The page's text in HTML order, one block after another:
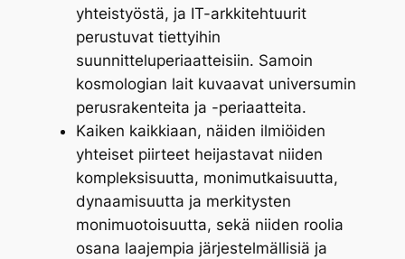
yhteistyöstä, ja IT-arkkitehtuurit
perustuvat tiettyihin
suunnitteluperiaatteisiin. Samoin
kosmologian lait kuvaavat universumin
perusrakenteita ja -periaatteita.
Kaiken kaikkiaan, näiden ilmiöiden
yhteiset piirteet heijastavat niiden
kompleksisuutta, monimutkaisuutta,
dynaamisuutta ja merkitysten
monimuotoisuutta, sekä niiden roolia
osana laajempia järjestelmällisiä ja